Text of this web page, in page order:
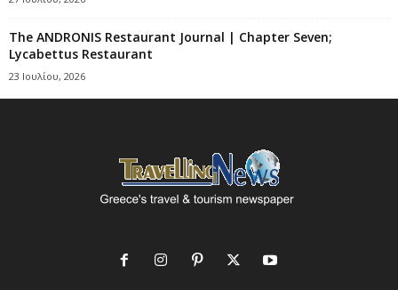
The ANDRONIS Restaurant Journal | Chapter Seven;
Lycabettus Restaurant
23 Ιουλίου, 2026